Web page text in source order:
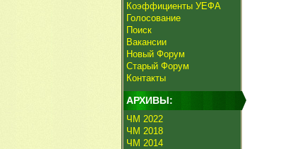
Коэффициенты УЕФА
Голосование
Поиск
Вакансии
Новый Форум
Старый Форум
Контакты
АРХИВЫ:
ЧМ 2022
ЧМ 2018
ЧМ 2014